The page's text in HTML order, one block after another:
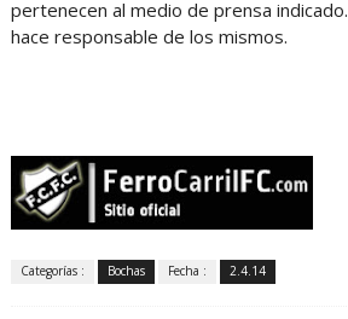
pertenecen al medio de prensa indicado.
hace responsable de los mismos.
Categorías : Bochas Fecha : 2.4.14